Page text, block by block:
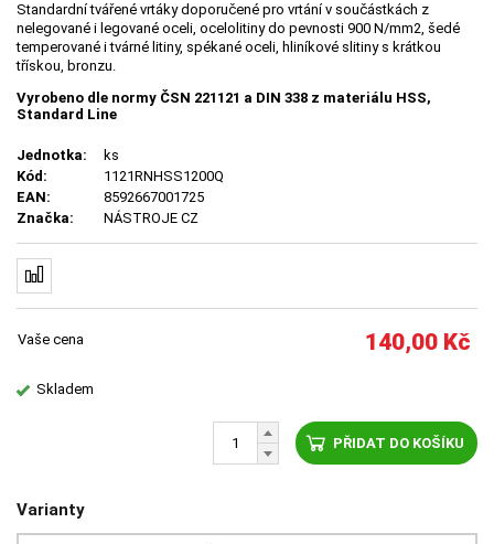
Standardní tvářené vrtáky doporučené pro vrtání v součástkách z
nelegované i legované oceli, ocelolitiny do pevnosti 900 N/mm2, šedé
temperované i tvárné litiny, spékané oceli, hliníkové slitiny s krátkou
třískou, bronzu.
Vyrobeno dle normy ČSN 221121 a DIN 338 z materiálu HSS,
Standard Line
Jednotka:
ks
Kód:
1121RNHSS1200Q
EAN:
8592667001725
Značka:
NÁSTROJE CZ
Vaše cena 140,00 Kč
Skladem
PŘIDAT DO KOŠÍKU
Varianty